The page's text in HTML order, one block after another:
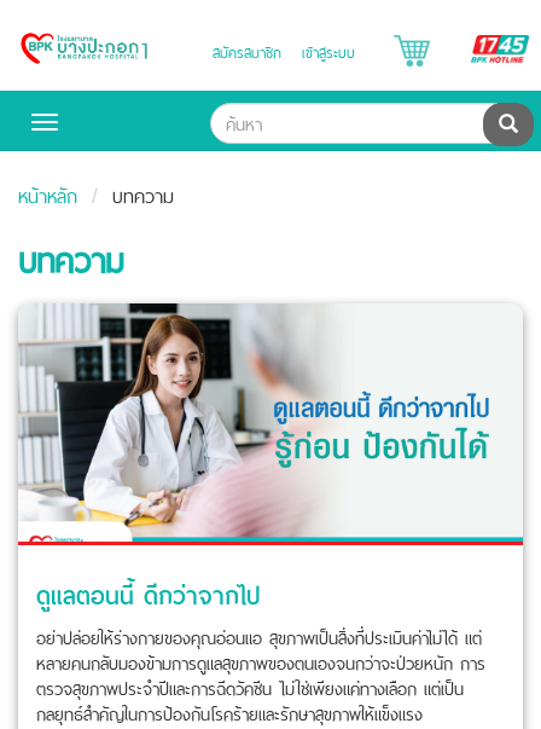
Bangpakok
สมัครสมาชิก เข้าสู่ระบบ
Toggle
ค้น
หน้าหลัก บทความ
บทความ
ดูแลตอนนี้ ดีกว่าจากไป
อย่าปล่อยให้ร่างกายของคุณอ่อนแอ สุขภาพเป็นสิ่งที่ประเมินค่าไม่ได้ แต่
หลายคนกลับมองข้ามการดูแลสุขภาพของตนเองจนกว่าจะป่วยหนัก การ
ตรวจสุขภาพประจำปีและการฉีดวัคซีน ไม่ใช่เพียงแค่ทางเลือก แต่เป็น
กลยุทธ์สำคัญในการป้องกันโรคร้ายและรักษาสุขภาพให้แข็งแรง